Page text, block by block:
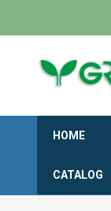
HOME
CATALOG